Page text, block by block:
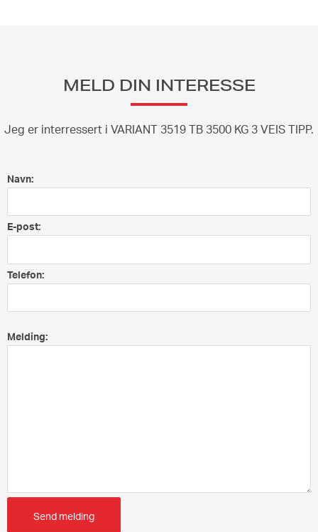
MELD DIN INTERESSE
Jeg er interressert i VARIANT 3519 TB 3500 KG 3 VEIS TIPP.
Navn:
E-post:
Telefon:
Melding:
Send melding